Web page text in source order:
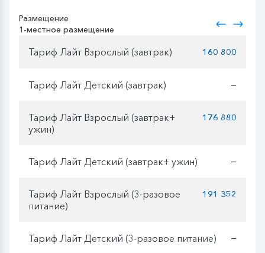
Размещение
1-местное размещение
Тариф Лайт Взрослый (завтрак) 160 800
Тариф Лайт Детский (завтрак) —
Тариф Лайт Взрослый (завтрак+
ужин)
176 880
Тариф Лайт Детский (завтрак+ ужин) —
Тариф Лайт Взрослый (3-разовое
питание)
191 352
Тариф Лайт Детский (3-разовое питание) —